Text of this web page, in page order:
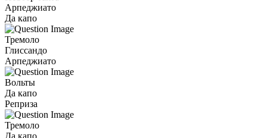
Арпеджиато
Да капо
Тремоло
Глиссандо
Арпеджиато
Вольты
Да капо
Реприза
Тремоло
Да капо